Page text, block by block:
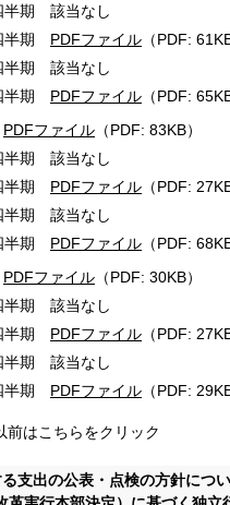
半期 該当なし
半期 PDFファイル （PDF: 61KB
半期 該当なし
半期 PDFファイル （PDF: 65KB
PDFファイル （PDF: 83KB）
半期 該当なし
半期 PDFファイル （PDF: 27KB
半期 該当なし
半期 PDFファイル （PDF: 68KB
PDFファイル （PDF: 30KB）
半期 該当なし
半期 PDFファイル （PDF: 27KB
半期 該当なし
半期 PDFファイル （PDF: 29KB
前はこちらをクリック
支出の公表・点検の方針につ